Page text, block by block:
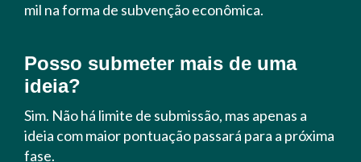
mil na forma de subvenção econômica.
Posso submeter mais de uma
ideia?
Sim. Não há limite de submissão, mas apenas a
ideia com maior pontuação passará para a próxima
fase.